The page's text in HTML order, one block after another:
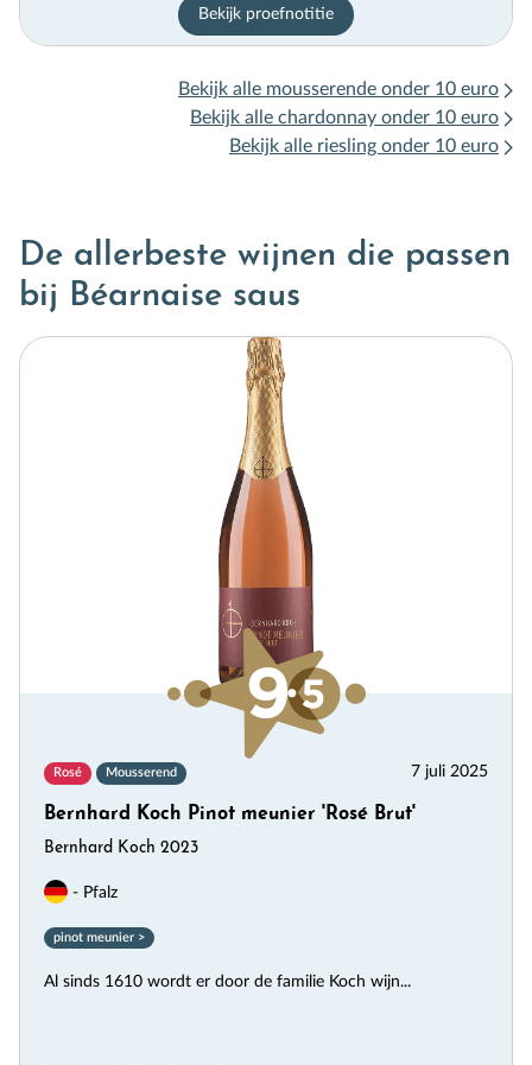
Bekijk proefnotitie
Bekijk alle mousserende onder 10 euro
Bekijk alle chardonnay onder 10 euro
Bekijk alle riesling onder 10 euro
De allerbeste wijnen die passen
bij Béarnaise saus
Rosé Mousserend 7 juli 2025
Bernhard Koch Pinot meunier 'Rosé Brut'
Bernhard Koch 2023
- Pfalz
pinot meunier >
Al sinds 1610 wordt er door de familie Koch wijn...